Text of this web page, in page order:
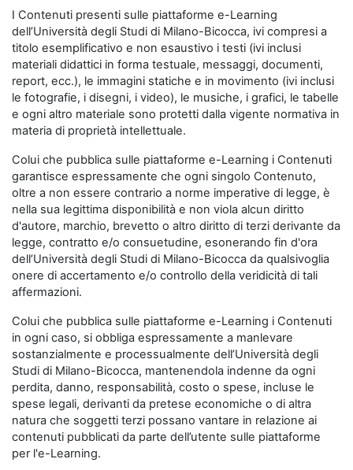
I Contenuti presenti sulle piattaforme e-Learning
dell’Università degli Studi di Milano-Bicocca, ivi compresi a
titolo esemplificativo e non esaustivo i testi (ivi inclusi
materiali didattici in forma testuale, messaggi, documenti,
report, ecc.), le immagini statiche e in movimento (ivi inclusi
le fotografie, i disegni, i video), le musiche, i grafici, le tabelle
e ogni altro materiale sono protetti dalla vigente normativa in
materia di proprietà intellettuale.
Colui che pubblica sulle piattaforme e-Learning i Contenuti
garantisce espressamente che ogni singolo Contenuto,
oltre a non essere contrario a norme imperative di legge, è
nella sua legittima disponibilità e non viola alcun diritto
d'autore, marchio, brevetto o altro diritto di terzi derivante da
legge, contratto e/o consuetudine, esonerando fin d'ora
dell’Università degli Studi di Milano-Bicocca da qualsivoglia
onere di accertamento e/o controllo della veridicità di tali
affermazioni.
Colui che pubblica sulle piattaforme e-Learning i Contenuti
in ogni caso, si obbliga espressamente a manlevare
sostanzialmente e processualmente dell’Università degli
Studi di Milano-Bicocca, mantenendola indenne da ogni
perdita, danno, responsabilità, costo o spese, incluse le
spese legali, derivanti da pretese economiche o di altra
natura che soggetti terzi possano vantare in relazione ai
contenuti pubblicati da parte dell’utente sulle piattaforme
per l'e-Learning.